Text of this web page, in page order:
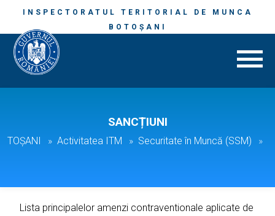
INSPECTORATUL TERITORIAL DE MUNCA
BOTOȘANI
SANCȚIUNI
Activitatea ITM Securitate în Muncă (SSM)
Lista principalelor amenzi contraventionale aplicate de